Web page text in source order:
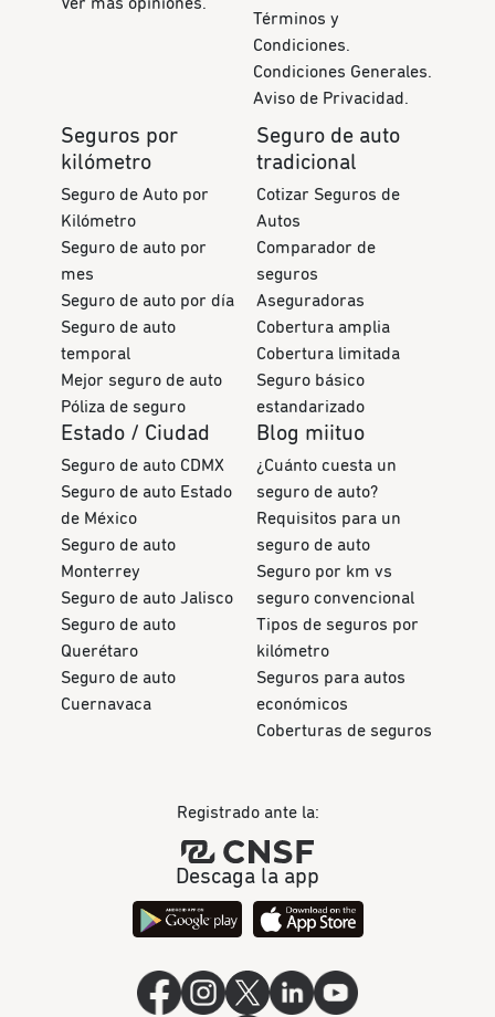
Ver más opiniones.
Términos y
Condiciones.
Condiciones Generales.
Aviso de Privacidad.
Seguros por
kilómetro
Seguro de Auto por
Kilómetro
Seguro de auto por
mes
Seguro de auto por día
Seguro de auto
temporal
Mejor seguro de auto
Póliza de seguro
Seguro de auto
tradicional
Cotizar Seguros de
Autos
Comparador de
seguros
Aseguradoras
Cobertura amplia
Cobertura limitada
Seguro básico
estandarizado
Estado / Ciudad
Seguro de auto CDMX
Seguro de auto Estado
de México
Seguro de auto
Monterrey
Seguro de auto Jalisco
Seguro de auto
Querétaro
Seguro de auto
Cuernavaca
Blog miituo
¿Cuánto cuesta un
seguro de auto?
Requisitos para un
seguro de auto
Seguro por km vs
seguro convencional
Tipos de seguros por
kilómetro
Seguros para autos
económicos
Coberturas de seguros
Registrado ante la:
Descaga la app